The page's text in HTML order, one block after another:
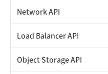
スナップショット削除
ISOイメージ作成
イメージ一覧取得
ISOイメージ挿入/排出
SSHキーペア一覧取得
SSHキーペア作成
Network API
QoSポリシー一覧取得
QoSポリシー詳細取得
Load Balancer API
プール一覧取得
Object Storage API